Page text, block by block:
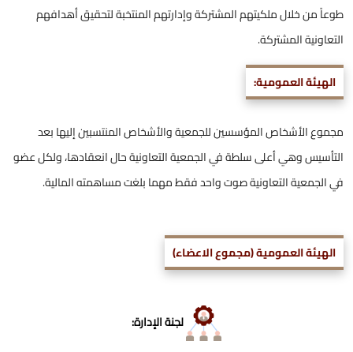
طوعاً من خلال ملكيتهم المشتركة وإدارتهم المنتخبة لتحقيق أهدافهم
التعاونية المشتركة.
الهيئة العمومية:
مجموع الأشخاص المؤسسين للجمعية والأشخاص المنتسبين إليها بعد
التأسيس وهي أعلى سلطة في الجمعية التعاونية حال انعقادها، ولكل عضو
في الجمعية التعاونية صوت واحد فقط مهما بلغت مساهمته المالية.
الهيئة العمومية (مجموع الاعضاء)
لجنة الإدارة: